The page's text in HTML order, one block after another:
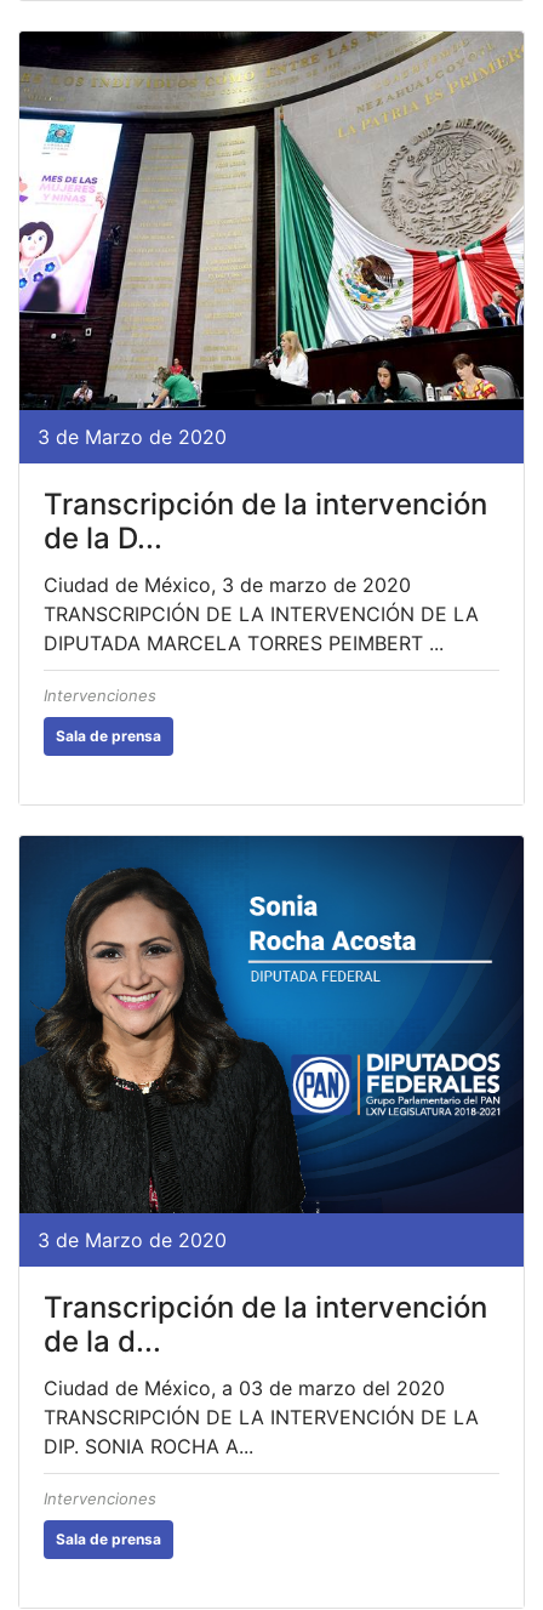
3 de Marzo de 2020
Transcripción de la intervención
de la D...
Ciudad de México, 3 de marzo de 2020
TRANSCRIPCIÓN DE LA INTERVENCIÓN DE LA
DIPUTADA MARCELA TORRES PEIMBERT ...
Intervenciones
Sala de prensa
3 de Marzo de 2020
Transcripción de la intervención
de la d...
Ciudad de México, a 03 de marzo del 2020
TRANSCRIPCIÓN DE LA INTERVENCIÓN DE LA
DIP. SONIA ROCHA A...
Intervenciones
Sala de prensa